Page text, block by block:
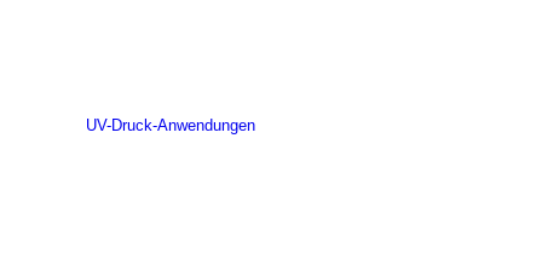
UV-Druck-Anwendungen